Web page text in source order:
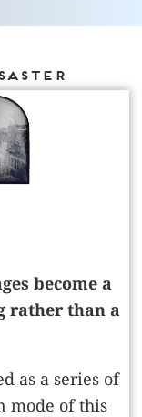
become a
rather than a
as a series of
mode of this